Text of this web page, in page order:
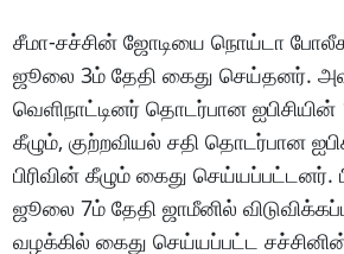
சீமா-சச்சின் ஜோடியை நொய்டா
ஜூலை 3ம் தேதி கைது செய்தனர்.
வெளிநாட்டினர் தொடர்பான ஐபிசியின்
கீழும், குற்றவியல் சதி தொடர்பான
பிரிவின் கீழும் கைது
ஜூலை 7ம் தேதி ஜாமீனில்
வழக்கில் கைது செய்யப்பட்ட